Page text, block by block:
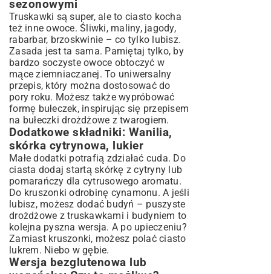
sezonowymi
Truskawki są super, ale to ciasto kocha
też inne owoce. Śliwki, maliny, jagody,
rabarbar, brzoskwinie – co tylko lubisz.
Zasada jest ta sama. Pamiętaj tylko, by
bardzo soczyste owoce obtoczyć w
mące ziemniaczanej. To uniwersalny
przepis, który można dostosować do
pory roku. Możesz także wypróbować
formę bułeczek, inspirując się przepisem
na bułeczki drożdżowe z twarogiem.
Dodatkowe składniki: Wanilia,
skórka cytrynowa, lukier
Małe dodatki potrafią zdziałać cuda. Do
ciasta dodaj startą skórkę z cytryny lub
pomarańczy dla cytrusowego aromatu.
Do kruszonki odrobinę cynamonu. A jeśli
lubisz, możesz dodać budyń – puszyste
drożdżowe z truskawkami i budyniem to
kolejna pyszna wersja. A po upieczeniu?
Zamiast kruszonki, możesz polać ciasto
lukrem. Niebo w gębie.
Wersja bezglutenowa lub